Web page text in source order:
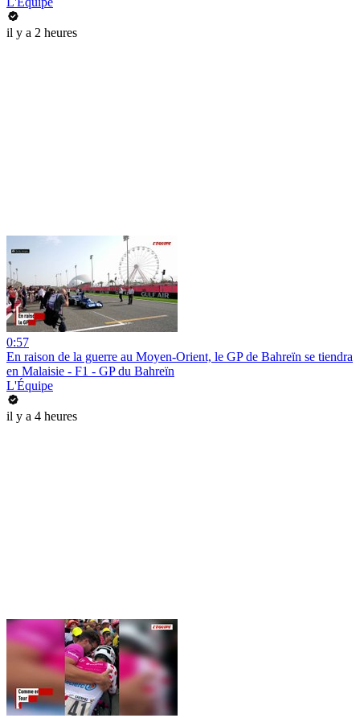
il y a 2 heures
0:57
En raison de la guerre au Moyen-Orient, le GP de Bahreïn se tiendra
en Malaisie - F1 - GP du Bahreïn
L'Équipe
il y a 4 heures